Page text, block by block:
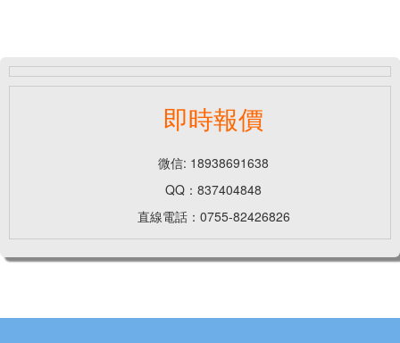
即時報價
微信: 18938691638
QQ：837404848
直線電話：0755-82426826